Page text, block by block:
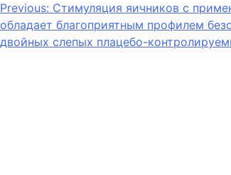
Previous: Стимуляция яичников с
обладает благоприятным профилем
двойных слепых плацебо-